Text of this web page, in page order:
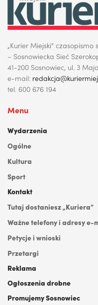
„Kurier Miejski”
– Sosnowiecka Sieć
41-200 Sosnowiec, ul. 3
e-mail:
tel. 600 676 194
Menu
Wydarzenia
Ogólne
Kultura
Sport
Kontakt
Tutaj dostaniesz „Kuriera”
Ważne telefony i adresy e-
Petycje i wnioski
Przetargi
Reklama
Ogłoszenia drobne
Promujemy Sosnowiec